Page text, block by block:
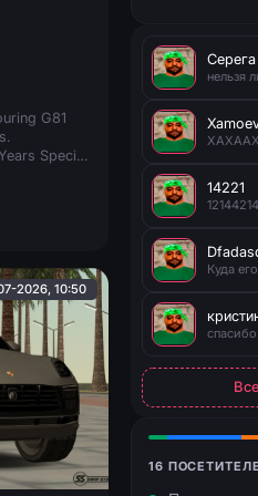
G81
Special
2026, 10:50
Серега
XAXAAX
14221
Куда
16